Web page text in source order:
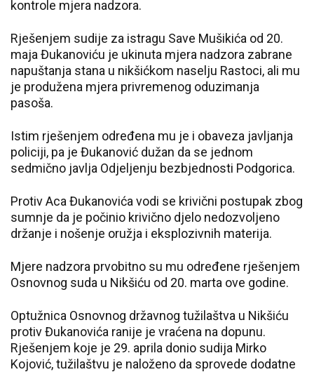
kontrole mjera nadzora.
Rješenjem sudije za istragu Save Mušikića od 20.
maja Đukanoviću je ukinuta mjera nadzora zabrane
napuštanja stana u nikšićkom naselju Rastoci, ali mu
je produžena mjera privremenog oduzimanja
pasoša.
Istim rješenjem određena mu je i obaveza javljanja
policiji, pa je Đukanović dužan da se jednom
sedmično javlja Odjeljenju bezbjednosti Podgorica.
Protiv Aca Đukanovića vodi se krivični postupak zbog
sumnje da je počinio krivično djelo nedozvoljeno
držanje i nošenje oružja i eksplozivnih materija.
Mjere nadzora prvobitno su mu određene rješenjem
Osnovnog suda u Nikšiću od 20. marta ove godine.
Optužnica Osnovnog državnog tužilaštva u Nikšiću
protiv Đukanovića ranije je vraćena na dopunu.
Rješenjem koje je 29. aprila donio sudija Mirko
Kojović, tužilaštvu je naloženo da sprovede dodatne